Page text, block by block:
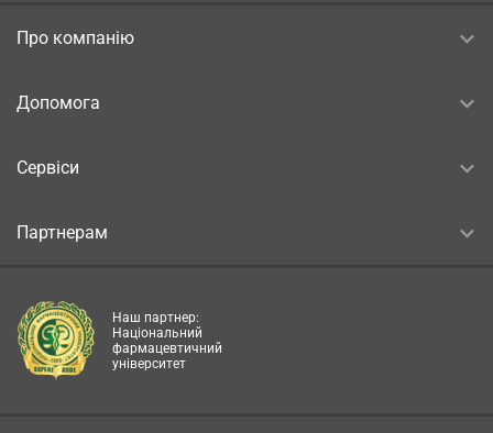
Про компанію
Допомога
Сервіси
Партнерам
Наш партнер:
Національний
фармацевтичний
університет